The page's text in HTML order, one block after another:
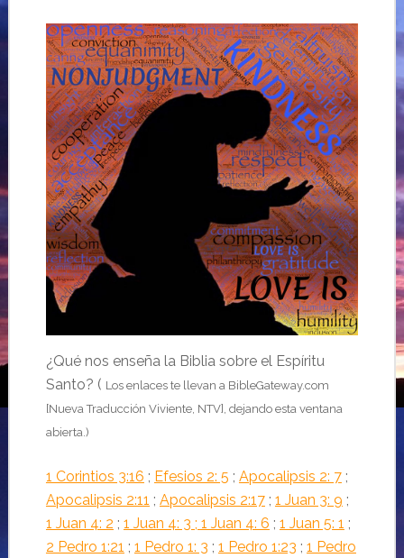
¿Qué nos enseña la Biblia sobre el Espíritu
Santo? ( Los enlaces te llevan a BibleGateway.com
[Nueva Traducción Viviente, NTV], dejando esta ventana
abierta.)
1 Corintios 3:16 ; Efesios 2: 5 ; Apocalipsis 2: 7;
Apocalipsis 2:11 ; Apocalipsis 2:17; 1 Juan 3: 9 ;
1 Juan 4: 2 ; 1 Juan 4: 3 ; 1 Juan 4: 6 ; 1 Juan 5: 1 ;
2 Pedro 1:21 ; 1 Pedro 1: 3 ; 1 Pedro 1:23 ; 1 Pedro